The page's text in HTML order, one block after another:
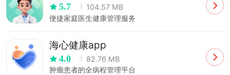
5.7
104.57 MB
便捷家庭医生健康管理服务
海心健康app
4.0
82.76 MB
肿瘤患者的全病程管理平台